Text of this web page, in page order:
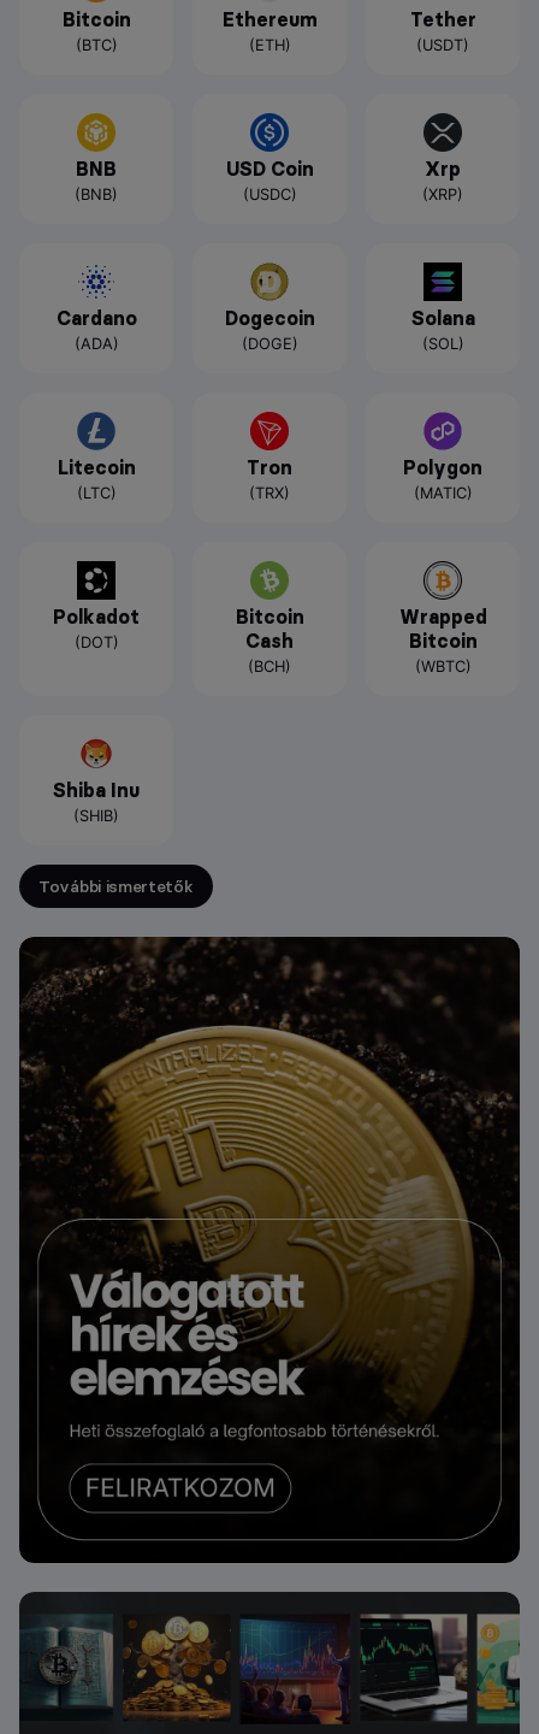
Bitcoin
(BTC)
Ethereum
(ETH)
Tether
(USDT)
BNB
(BNB)
USD Coin
(USDC)
Xrp
(XRP)
Cardano
(ADA)
Dogecoin
(DOGE)
Solana
(SOL)
Litecoin
(LTC)
Tron
(TRX)
Polygon
(MATIC)
Polkadot
(DOT)
Bitcoin
Cash
(BCH)
Wrapped
Bitcoin
(WBTC)
Shiba Inu
(SHIB)
További ismertetők